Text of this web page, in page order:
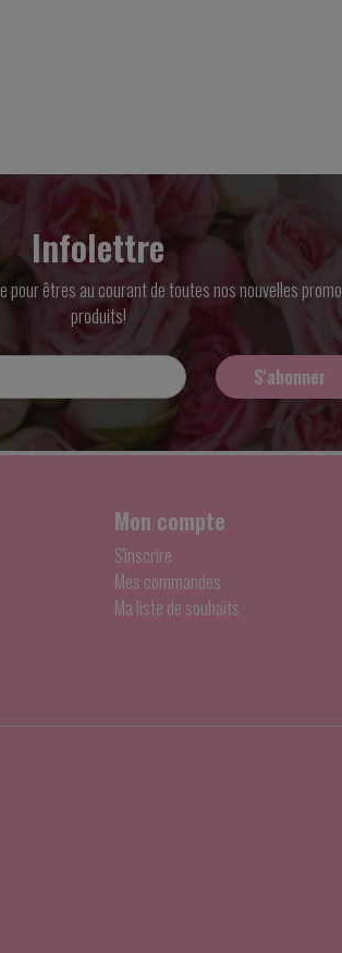
Infolettre
pour êtres au courant de toutes nos nouvelles
produits!
S'abonner
Mon compte
S'inscrire
Mes commandes
Ma liste de souhaits